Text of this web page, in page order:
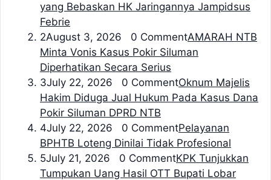
yang Bebaskan HK Jaringannya Jampidsus
Febrie
2August 3, 2026 0 CommentAMARAH NTB
Minta Vonis Kasus Pokir Siluman
Diperhatikan Secara Serius
3July 22, 2026 0 CommentOknum Majelis
Hakim Diduga Jual Hukum Pada Kasus Dana
Pokir Siluman DPRD NTB
4July 22, 2026 0 CommentPelayanan
BPHTB Loteng Dinilai Tidak Profesional
5July 21, 2026 0 CommentKPK Tunjukkan
Tumpukan Uang Hasil OTT Bupati Lobar